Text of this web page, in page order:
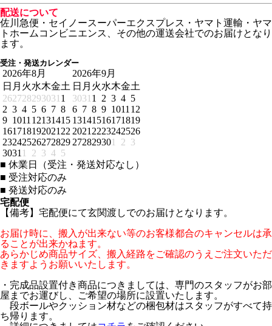
配送について
佐川急便・セイノースーパーエクスプレス・ヤマト運輸・ヤマ
トホームコンビニエンス、その他の運送会社でのお届けとなり
ます。
受注・発送カレンダー
2026年8月
日 月 火水木金土
262728293031 1
2 3 4 5 6 7 8
9 1011 12131415
161718192021 22
23242526272829
3031 1 2 3 4 5
2026年9月
日 月 火水木金土
3031 1 2 3 4 5
6 7 8 9 1011 12
13141516171819
2021 2223242526
272829301 2 3
■ 休業日（受注・発送対応なし）
■ 受注対応のみ
■ 発送対応のみ
宅配便
【備考】宅配便にて玄関渡しでのお届けとなります。
お届け時に、搬入が出来ない等のお客様都合のキャンセルは承
ることが出来かねます。
あらかじめ商品サイズ、搬入経路をご確認のうえご注文いただ
きますようお願いいたします。
・完成品設置付き商品につきましては、専門のスタッフがお部
屋までお運びし、ご希望の場所に設置いたします。
段ボールやクッション材などの梱包材はスタッフがすべて持
ち帰ります。